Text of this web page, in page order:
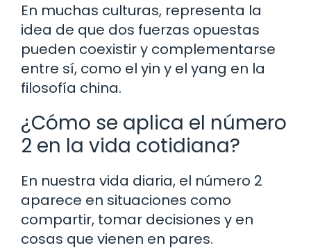
En muchas culturas, representa la
idea de que dos fuerzas opuestas
pueden coexistir y complementarse
entre sí, como el yin y el yang en la
filosofía china.
¿Cómo se aplica el número
2 en la vida cotidiana?
En nuestra vida diaria, el número 2
aparece en situaciones como
compartir, tomar decisiones y en
cosas que vienen en pares.